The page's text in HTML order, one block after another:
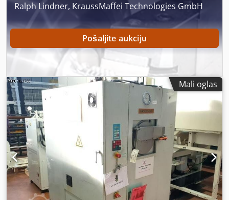
Ralph Lindner, KraussMaffei Technologies GmbH
Pošaljite aukciju
Mali oglas